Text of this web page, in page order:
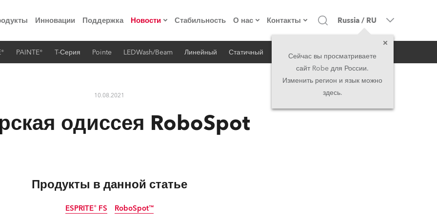
технологий» Robe
Инновации Поддержка Новости
Пресс-релизы
Стабильность О нас
о компании
Сделано в Европе
история
Контакты
Головной офис
Головной офис
Russia / RU
Сейчас вы просматриваете
сайт Robe для России.
Изменить регион и язык можно
здесь.
PAINTE® T-Серия Pointe LEDWash/Beam Линейный Статичный iSeries
10.08.2021
одиссея RoboSpot
Продукты в данной статье
ESPRITE® FS RoboSpot™